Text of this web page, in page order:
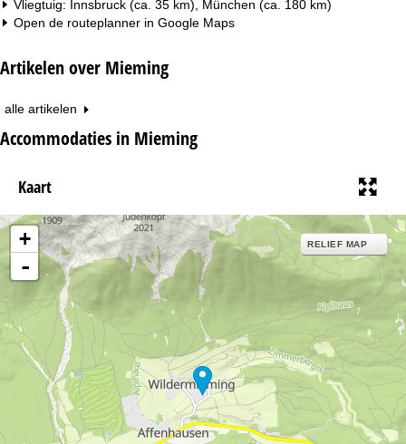
Vliegtuig: Innsbruck (ca. 35 km), München (ca. 180 km)
Open de routeplanner in Google Maps
Artikelen over Mieming
alle artikelen
Accommodaties in Mieming
Kaart
+
-
RELIEF MAP